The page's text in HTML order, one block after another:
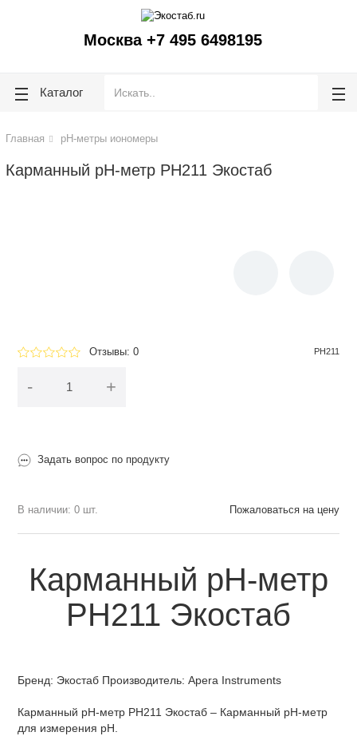
Москва +7 495 6498195
Каталог
Главная pH-метры иономеры
Карманный рН-метр PH211 Экостаб
Отзывы: 0 PH211
- +
Задать вопрос по продукту
В наличии: 0 шт. Пожаловаться на цену
Карманный рН-метр
PH211 Экостаб
Бренд: Экостаб Производитель: Apera Instruments
Карманный рН-метр PH211 Экостаб – Карманный рН-метр
для измерения рН.